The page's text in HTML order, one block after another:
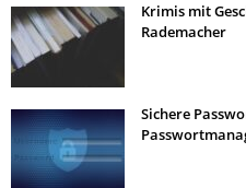
Krimis mit
Rademacher
Sichere